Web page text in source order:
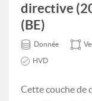
directive
(BE)
Donnée
HVD
Cette couche de